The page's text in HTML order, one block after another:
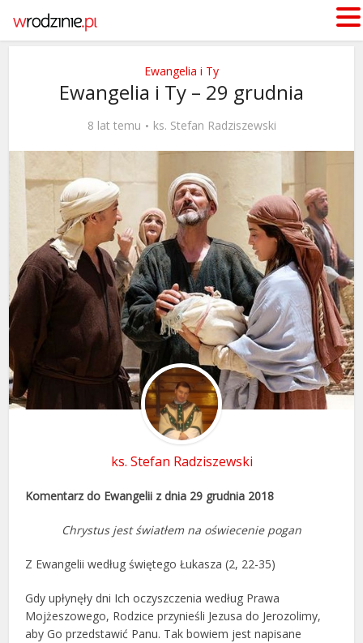
Ewangelia i Ty
Ewangelia i Ty – 29 grudnia
8 lat temu ks. Stefan Radziszewski
ks. Stefan Radziszewski
Komentarz do Ewangelii z dnia 29 grudnia 2018
Chrystus jest światłem na oświecenie pogan
Z Ewangelii według świętego Łukasza (2, 22-35)
Gdy upłynęły dni Ich oczyszczenia według Prawa
Mojżeszowego, Rodzice przynieśli Jezusa do Jerozolimy,
aby Go przedstawić Panu. Tak bowiem jest napisane